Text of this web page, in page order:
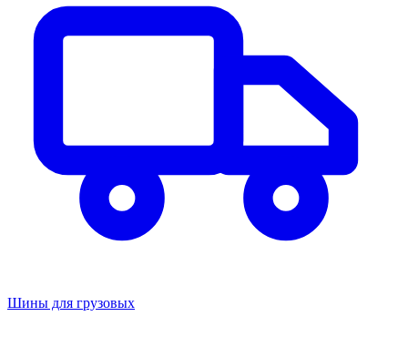
Шины для грузовых